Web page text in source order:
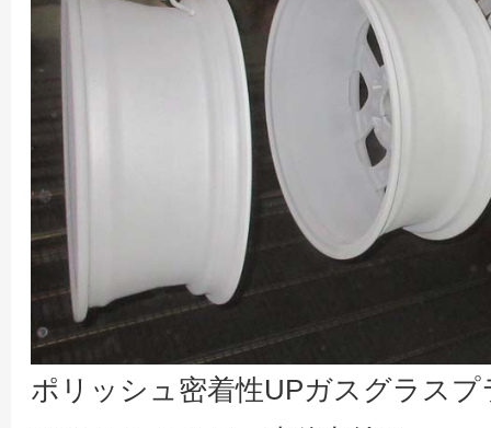
ポリッシュ密着性UPガスグラス